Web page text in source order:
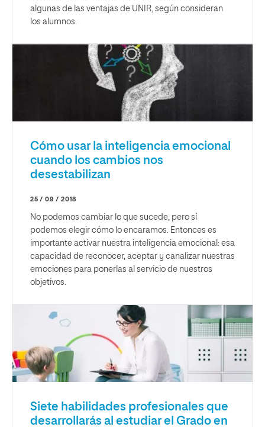
algunas de las ventajas de UNIR, según consideran
los alumnos.
Cómo usar la inteligencia emocional
cuando los cambios nos
desestabilizan
25 / 09 / 2018
No podemos cambiar lo que sucede, pero sí
podemos elegir cómo lo encaramos. Entonces es
importante activar nuestra inteligencia emocional: esa
capacidad de reconocer, aceptar y canalizar nuestras
emociones para ponerlas al servicio de nuestros
objetivos.
Siete habilidades profesionales que
desarrollarás al estudiar el Grado en